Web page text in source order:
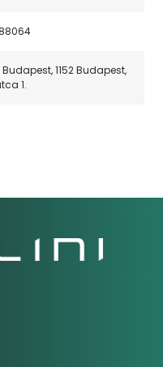
1152 Budapest,
1.